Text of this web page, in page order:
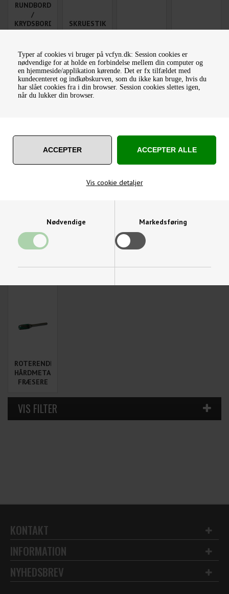
Typer af cookies vi bruger på vcfyn.dk: Session cookies er
nødvendige for at holde en forbindelse mellem din computer og
en hjemmeside/applikation kørende. Det er fx tilfældet med
kundecenteret og indkøbskurven, som du ikke kan bruge, hvis du
har slået cookies fra i din browser. Session cookies slettes igen,
når du lukker din browser.
Vis cookie detaljer
Nødvendige Markedsføring
RUNDBORD
/
KRYDSBORD
&
SKRUESTIKKE
/
INDSTIKSDORNE
REDUCERBØSNINGER
KONUSFORØGERE UDDRIVERKILER
KNIVHOVED
&
TILBEHØR
UDBOREHOVED/RODEHOVED
TILBEHØR
FRÆSERE
FACONFRÆSER
SVALEHALE
PARAPLY
FORSÆNKERE
ROTERENDE
HÅRDMETAL
FRÆSERE
KONTAKT
INFORMATION
NYHEDSBREV